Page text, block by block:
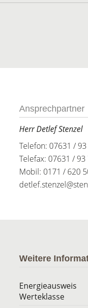
Ansprechpartner
Herr Detlef Stenzel
Telefon: 07631 /
Telefax: 07631 / 93
Mobil: 0171 / 620
Weitere
Energieausweis
Werteklasse